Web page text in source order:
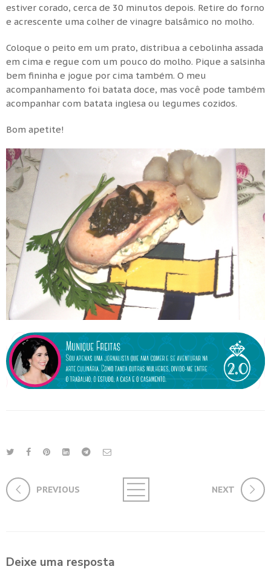
estiver corado, cerca de 30 minutos depois. Retire do forno
e acrescente uma colher de vinagre balsâmico no molho.
Coloque o peito em um prato, distribua a cebolinha assada
em cima e regue com um pouco do molho. Pique a salsinha
bem fininha e jogue por cima também. O meu
acompanhamento foi batata doce, mas você pode também
acompanhar com batata inglesa ou legumes cozidos.
Bom apetite!
PREVIOUS NEXT
Deixe uma resposta